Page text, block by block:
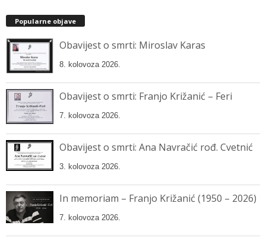
Popularne objave
Obavijest o smrti: Miroslav Karas
8. kolovoza 2026.
Obavijest o smrti: Franjo Križanić – Feri
7. kolovoza 2026.
Obavijest o smrti: Ana Navračić rođ. Cvetnić
3. kolovoza 2026.
In memoriam – Franjo Križanić (1950 – 2026)
7. kolovoza 2026.